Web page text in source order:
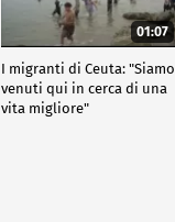
01:07
I migranti di Ceuta: "Siamo
venuti qui in cerca di una
vita migliore"